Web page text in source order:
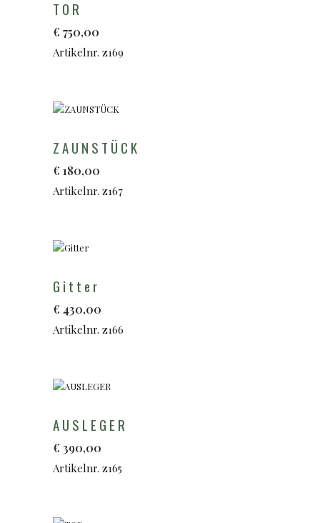
TOR
€ 750,00
Artikelnr. z169
ZAUNSTÜCK
€ 180,00
Artikelnr. z167
Gitter
€ 430,00
Artikelnr. z166
AUSLEGER
€ 390,00
Artikelnr. z165